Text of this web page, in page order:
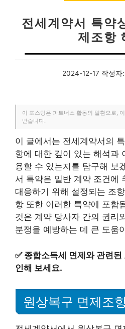
전세계약서 특약
제조항
2024-12-17 작성자:
이 포스팅은 파트너스 활동의 일환으로,
받습니다.
이 글에서는 전세계약서의
항에 대한 깊이 있는 해석과
용할 수 있는지를 탐구해 보
서 특약은 일반 계약 조건에
대응하기 위해 설정되는 조
항 또한 이러한 특약에 포함
것은 계약 당사자 간의 권리
분쟁을 예방하는 데 큰 도움
✅ 종합소득세 면제와 관련
인해 보세요.
원상복구 면제조